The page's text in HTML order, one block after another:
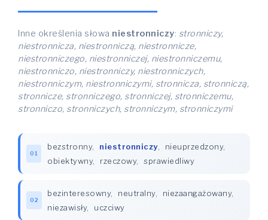
Inne określenia słowa niestronniczy: stronniczy,
niestronnicza, niestronniczą, niestronnicze,
niestronniczego, niestronniczej, niestronniczemu,
niestronniczo, niestronniczy, niestronniczych,
niestronniczym, niestronniczymi, stronnicza, stronniczą,
stronnicze, stronniczego, stronniczej, stronniczemu,
stronniczo, stronniczych, stronniczym, stronniczymi
01
bezstronny, niestronniczy, nieuprzedzony,
obiektywny, rzeczowy, sprawiedliwy
02
bezinteresowny, neutralny, niezaangażowany,
niezawisły, uczciwy